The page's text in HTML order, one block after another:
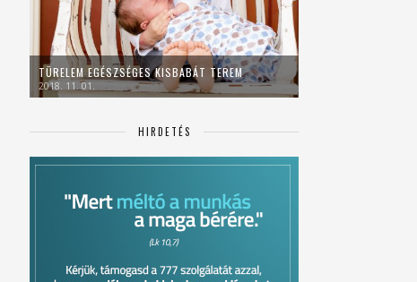
TÜRELEM EGÉSZSÉGES KISBABÁT TEREM
2018. 11. 01.
HIRDETÉS